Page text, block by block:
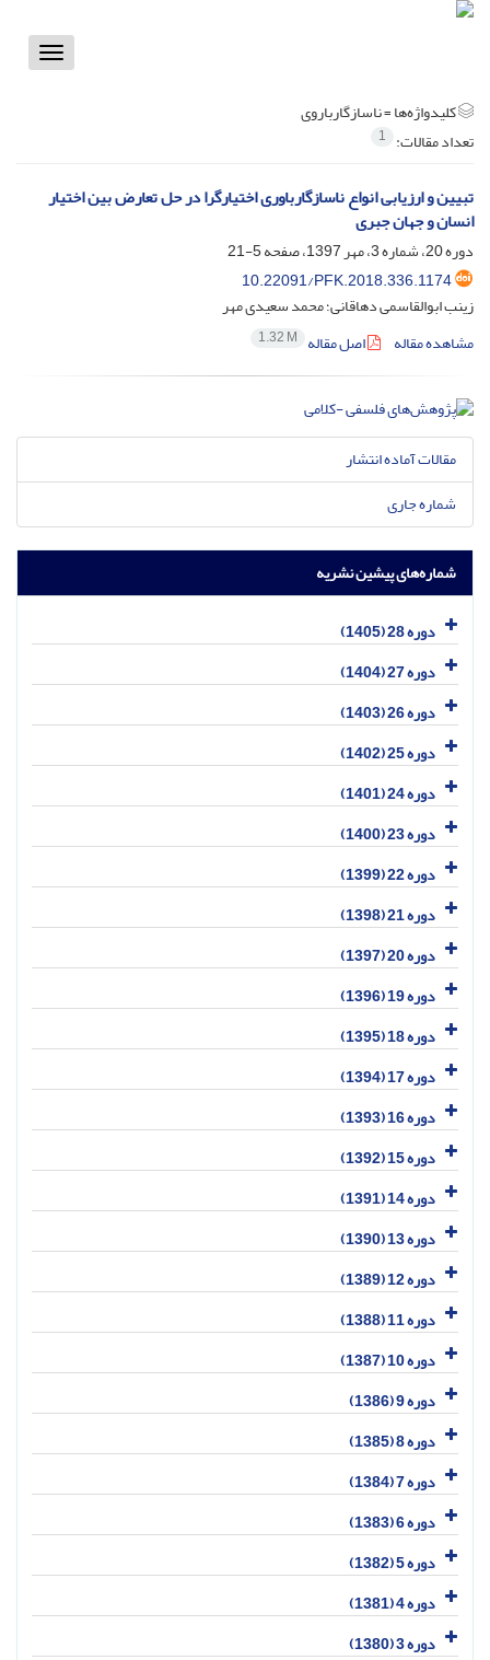
Toggle
کلیدواژه‌ها =ناسازگارباروی‌‌‌‌‌‌
تعداد مقالات: 1
تبیین و ارزیابی انواع ناسازگارباوری اختیارگرا در حل تعارض بین اختیار
انسان و جهان جبری
دوره 20، شماره 3، مهر 1397، صفحه
5-21
10.22091/PFK.2018.336.1174
زینب ابوالقاسمی دهاقانی؛ محمد سعیدی مهر
مشاهده مقاله
اصل مقاله 1.32 M
مقالات آماده انتشار
شماره جاری
شماره‌های پیشین نشریه
دوره 28 (1405)
دوره 27 (1404)
دوره 26 (1403)
دوره 25 (1402)
دوره 24 (1401)
دوره 23 (1400)
دوره 22 (1399)
دوره 21 (1398)
دوره 20 (1397)
دوره 19 (1396)
دوره 18 (1395)
دوره 17 (1394)
دوره 16 (1393)
دوره 15 (1392)
دوره 14 (1391)
دوره 13 (1390)
دوره 12 (1389)
دوره 11 (1388)
دوره 10 (1387)
دوره 9 (1386)
دوره 8 (1385)
دوره 7 (1384)
دوره 6 (1383)
دوره 5 (1382)
دوره 4 (1381)
دوره 3 (1380)